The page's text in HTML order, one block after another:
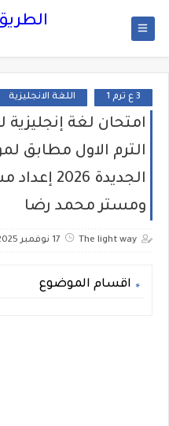
3 ع ترم 1 اللغة الانجليزية
امتحان لغة إنجليزية
الترم الاول مطابق
الجديدة
ومستر محمد رضا
The light way 17 نوفمبر 2025
اقسام الموضوع